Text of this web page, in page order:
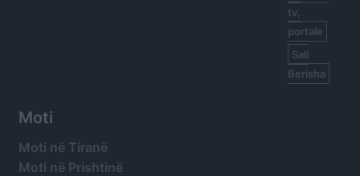
tv,
portale
Sali
Berisha
Moti
Moti në Tiranë
Moti në Prishtinë